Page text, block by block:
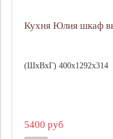
Кухня Юлия шкаф
(ШхВхГ) 400х1292х314
5400 руб